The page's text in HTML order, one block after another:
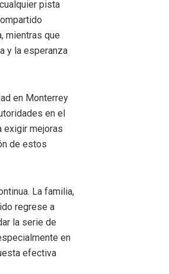
pista
mientras que
y la esperanza
en Monterrey
en el
exigir mejoras
de estos
La familia,
regrese a
la serie de
en
efectiva